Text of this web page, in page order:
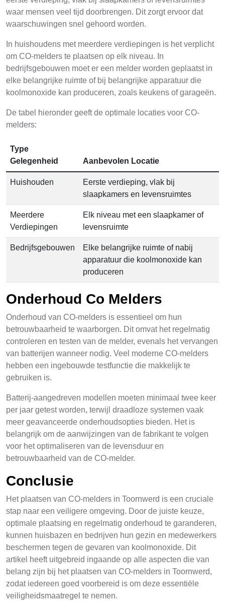
waar mensen veel tijd doorbrengen. Dit zorgt ervoor dat
waarschuwingen snel gehoord worden.
In huishoudens met meerdere verdiepingen is het verplicht
om CO-melders te plaatsen op elk niveau. In
bedrijfsgebouwen moet er een melder worden geplaatst in
elke belangrijke ruimte of bij belangrijke apparatuur die
koolmonoxide kan produceren, zoals keukens of garageën.
De tabel hieronder geeft de optimale locaties voor CO-
melders:
Type
Gelegenheid
Aanbevolen Locatie
Huishouden
Eerste verdieping, vlak bij
slaapkamers en levensruimtes
Meerdere
Verdiepingen
Elk niveau met een slaapkamer of
levensruimte
Bedrijfsgebouwen
Elke belangrijke ruimte of nabij
apparatuur die koolmonoxide kan
produceren
Onderhoud Co Melders
Onderhoud van CO-melders is essentieel om hun
betrouwbaarheid te waarborgen. Dit omvat het regelmatig
controleren en testen van de melder, evenals het vervangen
van batterijen wanneer nodig. Veel moderne CO-melders
hebben een ingebouwde testfunctie die makkelijk te
gebruiken is.
Batterij-aangedreven modellen moeten minimaal twee keer
per jaar getest worden, terwijl draadloze systemen vaak
meer geavanceerde onderhoudsopties bieden. Het is
belangrijk om de aanwijzingen van de fabrikant te volgen
voor het optimaliseren van de levensduur en
betrouwbaarheid van de CO-melder.
Conclusie
Het plaatsen van CO-melders in Toornwerd is een cruciale
stap naar een veiligere omgeving. Door de juiste keuze,
optimale plaatsing en regelmatig onderhoud te garanderen,
kunnen huisbazen en bedrijven hun gezin en medewerkers
beschermen tegen de gevaren van koolmonoxide. Dit
artikel heeft uitgebreid ingaande op alle aspecten die van
belang zijn bij het plaatsen van CO-melders in Toornwerd,
zodat iedereen goed voorbereid is om deze essentiële
veiligheidsmaatregel te nemen.